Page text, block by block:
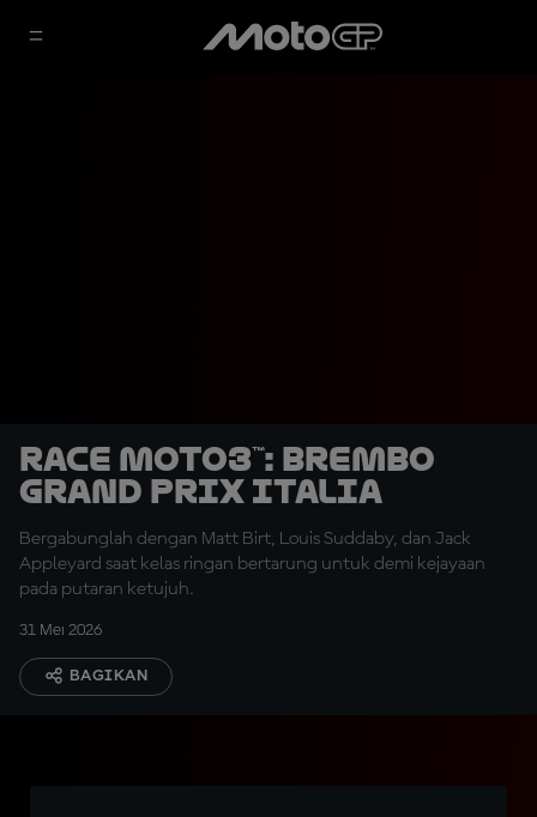
Race Moto3™: Brembo
Grand Prix Italia
Bergabunglah dengan Matt Birt, Louis Suddaby, dan Jack
Appleyard saat kelas ringan bertarung untuk demi kejayaan
pada putaran ketujuh.
31 Mei 2026
BAGIKAN